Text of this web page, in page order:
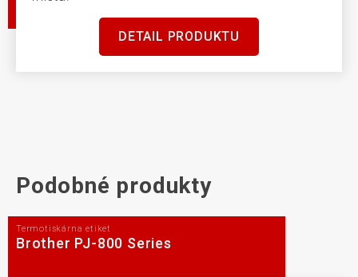
DETAIL PRODUKTU
Podobné produkty
Termotiskárna etiket
Brother PJ-800 Series